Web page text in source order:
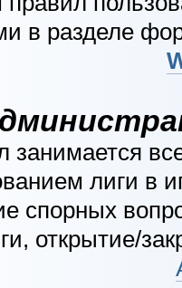
в разделе
занимается
лиги в
спорных
открытие/